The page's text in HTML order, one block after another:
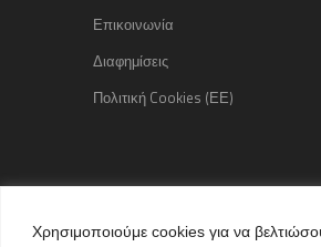
Χρησιμοποιούμε cookies για να
Επικοινωνία
Διαφημίσεις
Πολιτική Cookies (ΕΕ)
Copyright © 2015 kozaniLife.gr